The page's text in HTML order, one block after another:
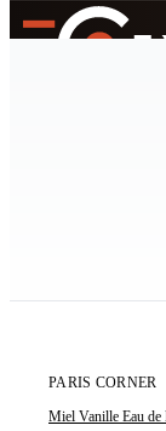
PARIS CORNER
Miel Vanille Eau de